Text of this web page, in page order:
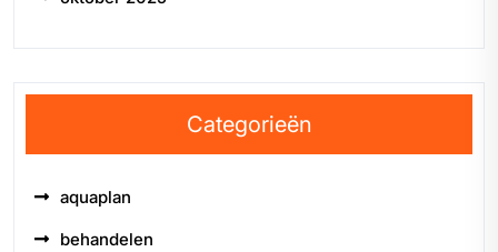
Categorieën
aquaplan
behandelen